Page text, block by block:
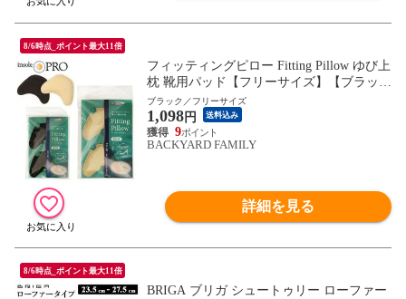
8/6時点_ポイント最大11倍
フィッティングピロー Fitting Pillow ゆび上
枕 靴用パッド【フリーサイズ】【ブラッ
ク】
ブラック／フリーサイズ
1,098円 送料込み
9
BACKYARD FAMILY
詳細を見る
8/6時点_ポイント最大11倍
BRIGA ブリガ シュートゥリー ローファー